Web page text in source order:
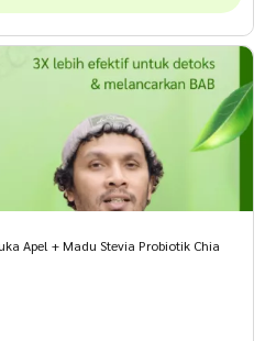
Apel + Madu Stevia Probiotik Chia